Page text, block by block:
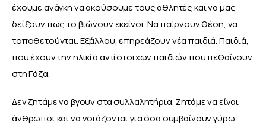
έχουμε ανάγκη να ακούσουμε τους αθλητές και να μας
δείξουν πως το βιώνουν εκείνοι. Να παίρνουν θέση, να
τοποθετούνται. Εξάλλου, επηρεάζουν νέα παιδιά. Παιδιά,
που έχουν την ηλικία αντίστοιχων παιδιών που πεθαίνουν
στη Γάζα.
Δεν ζητάμε να βγουν στα συλλαλητήρια. Ζητάμε να είναι
άνθρωποι και να νοιάζονται για όσα συμβαίνουν γύρω